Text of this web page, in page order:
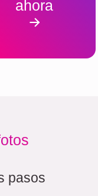
ahora
pasos